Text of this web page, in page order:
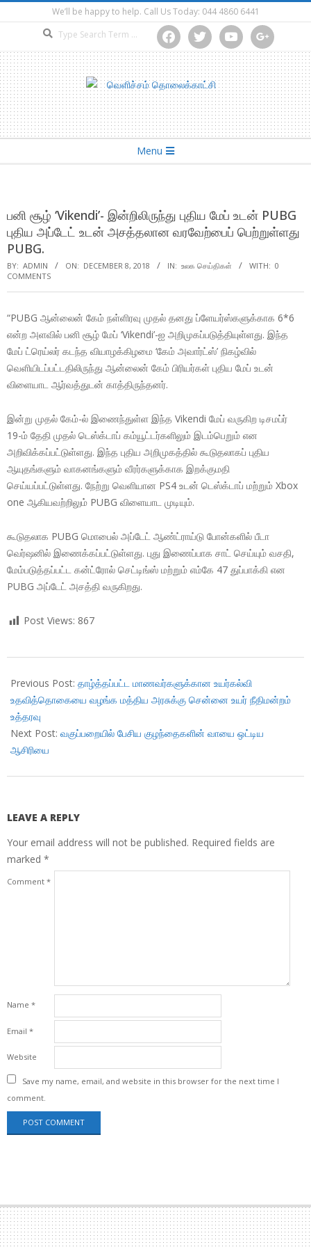
to
We’ll be happy to help. Call Us Today: 044 4860 6441
facebooktwitter youtube google
Menu
பனி சூழ் ‘Vikendi’- இன்றிலிருந்து புதிய மேப் உடன் PUBG
புதிய அப்டேட் உடன் அசத்தலான வரவேற்பைப் பெற்றுள்ளது
PUBG.
BY: ADMIN ON: DECEMBER 8, 2018 IN: உலக செய்திகள் WITH: 0
COMMENTS
“PUBG ஆன்லைன் கேம் நள்ளிரவு முதல் தனது ப்ளேயர்ஸ்களுக்காக 6*6
என்ற அளவில் பனி சூழ் மேப் ‘Vikendi’-ஐ அறிமுகப்படுத்தியுள்ளது. இந்த
மேப் ட்ரெய்லர் கடந்த வியாழக்கிழமை ‘கேம் அவார்ட்ஸ்’ நிகழ்வில்
வெளியிடப்பட்டதிலிருந்து ஆன்லைன் கேம் பிரியர்கள் புதிய மேப் உடன்
விளையாட ஆர்வத்துடன் காத்திருந்தனர்.
இன்று முதல் கேம்-ல் இணைந்துள்ள இந்த Vikendi மேப் வருகிற டிசமப்ர்
19-ம் தேதி முதல் டெஸ்க்டாப் கம்யூட்டர்களிலும் இடம்பெறும் என
அறிவிக்கப்பட்டுள்ளது. இந்த புதிய அறிமுகத்தில் கூடுதலாகப் புதிய
ஆயுதங்களும் வாகனங்களும் வீரர்களுக்காக இறக்குமதி
செய்யப்பட்டுள்ளது. நேற்று வெளியான PS4 உடன் டெஸ்க்டாப் மற்றும் Xbox
one ஆகியவற்றிலும் PUBG விளையாட முடியும்.
கூடுதலாக PUBG மொபைல் அப்டேட் ஆண்ட்ராய்டு போன்களில் பீடா
வெர்ஷனில் இணைக்கப்பட்டுள்ளது. புது இணைப்பாக சாட் செய்யும் வசதி,
மேம்படுத்தப்பட்ட கன்ட்ரோல் செட்டிங்ஸ் மற்றும் எம்கே 47 துப்பாக்கி என
PUBG அப்டேட் அசத்தி வருகிறது.
Post Views: 867
12-
08
Previous Post: தாழ்த்தப்பட்ட மாணவர்களுக்கான உயர்கல்வி
உதவித்தொகையை வழங்க மத்திய அரசுக்கு சென்னை உயர் நீதிமன்றம்
உத்தரவு
Next Post: வகுப்பறையில் பேசிய குழந்தைகளின் வாயை ஒட்டிய
ஆசிரியை
LEAVE A REPLY
Your email address will not be published. Required fields are
marked *
Comment *
Name *
Email *
Website
Save my name, email, and website in this browser for the next time I
comment.